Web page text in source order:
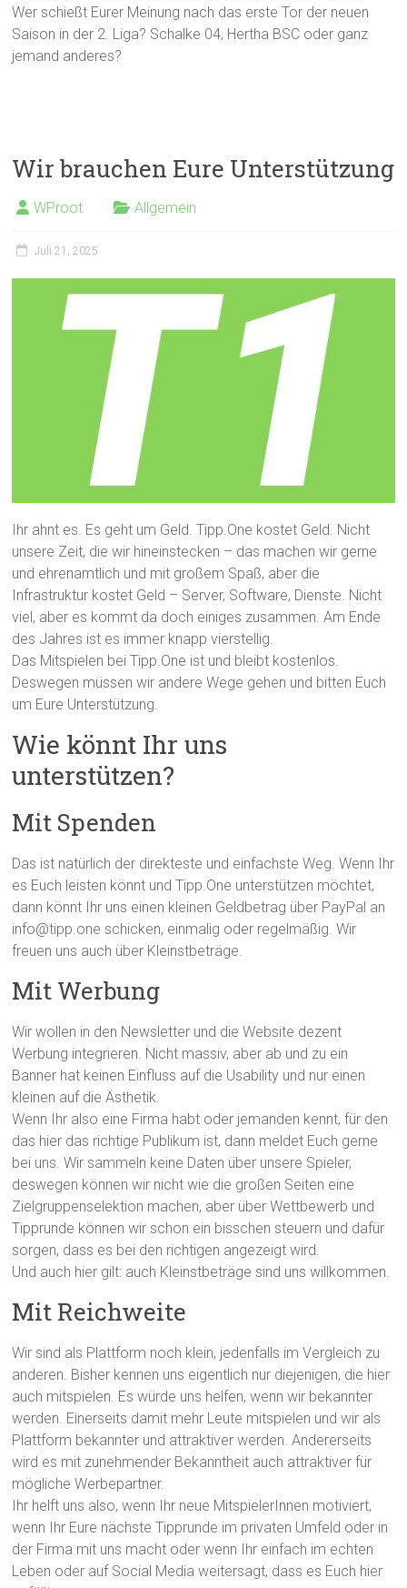
Wer schießt Eurer Meinung nach das erste Tor der neuen
Saison in der 2. Liga? Schalke 04, Hertha BSC oder ganz
jemand anderes?
Wir brauchen Eure Unterstützung
WProot Allgemein
Juli 21, 2025
Ihr ahnt es. Es geht um Geld. Tipp.One kostet Geld. Nicht
unsere Zeit, die wir hineinstecken – das machen wir gerne
und ehrenamtlich und mit großem Spaß, aber die
Infrastruktur kostet Geld – Server, Software, Dienste. Nicht
viel, aber es kommt da doch einiges zusammen. Am Ende
des Jahres ist es immer knapp vierstellig.
Das Mitspielen bei Tipp.One ist und bleibt kostenlos.
Deswegen müssen wir andere Wege gehen und bitten Euch
um Eure Unterstützung.
Wie könnt Ihr uns
unterstützen?
Mit Spenden
Das ist natürlich der direkteste und einfachste Weg. Wenn Ihr
es Euch leisten könnt und Tipp.One unterstützen möchtet,
dann könnt Ihr uns einen kleinen Geldbetrag über PayPal an
info@tipp.one schicken, einmalig oder regelmäßig. Wir
freuen uns auch über Kleinstbeträge.
Mit Werbung
Wir wollen in den Newsletter und die Website dezent
Werbung integrieren. Nicht massiv, aber ab und zu ein
Banner hat keinen Einfluss auf die Usability und nur einen
kleinen auf die Ästhetik.
Wenn Ihr also eine Firma habt oder jemanden kennt, für den
das hier das richtige Publikum ist, dann meldet Euch gerne
bei uns. Wir sammeln keine Daten über unsere Spieler,
deswegen können wir nicht wie die großen Seiten eine
Zielgruppenselektion machen, aber über Wettbewerb und
Tipprunde können wir schon ein bisschen steuern und dafür
sorgen, dass es bei den richtigen angezeigt wird.
Und auch hier gilt: auch Kleinstbeträge sind uns willkommen.
Mit Reichweite
Wir sind als Plattform noch klein, jedenfalls im Vergleich zu
anderen. Bisher kennen uns eigentlich nur diejenigen, die hier
auch mitspielen. Es würde uns helfen, wenn wir bekannter
werden. Einerseits damit mehr Leute mitspielen und wir als
Plattform bekannter und attraktiver werden. Andererseits
wird es mit zunehmender Bekanntheit auch attraktiver für
mögliche Werbepartner.
Ihr helft uns also, wenn Ihr neue MitspielerInnen motiviert,
wenn Ihr Eure nächste Tipprunde im privaten Umfeld oder in
der Firma mit uns macht oder wenn Ihr einfach im echten
Leben oder auf Social Media weitersagt, dass es Euch hier